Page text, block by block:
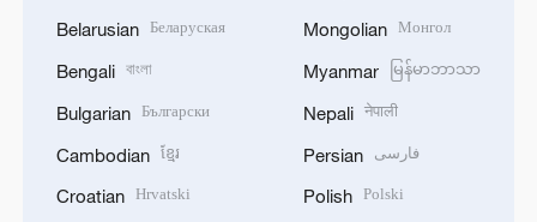
Belarusian Беларуская
Bengali বাংলা
Bulgarian Български
Cambodian ខ្មែរ
Croatian Hrvatski
Mongolian Монгол
Myanmar မြန်မာဘာသာ
Nepali नेपाली
Persian فارسی
Polish Polski